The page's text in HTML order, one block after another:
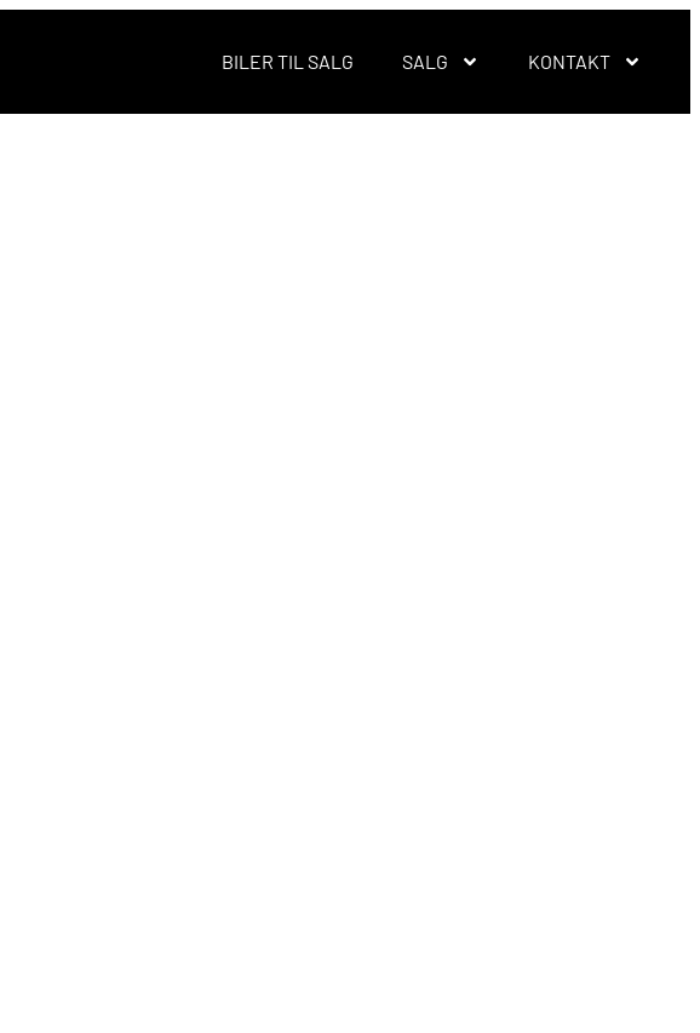
BILER TIL SALG SALG KONTAKT